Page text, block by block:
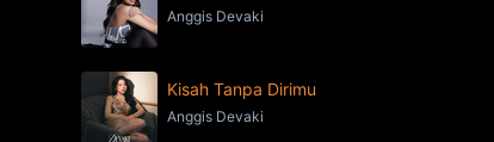
Anggis Devaki
Kisah Tanpa Dirimu
Anggis Devaki